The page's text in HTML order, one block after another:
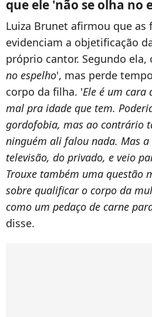
que ele 'não se olha no
Luiza Brunet afirmou que as
evidenciam a objetificação
próprio cantor. Segundo ela,
no espelho', mas perde
corpo da filha. 'Ele é um cara
mal pra idade que tem.
gordofobia, mas ao contrário
ninguém ali falou nada. Mas a
televisão, do privado, e veio
Trouxe também uma questão
sobre qualificar o corpo da
como um pedaço de carne
disse.